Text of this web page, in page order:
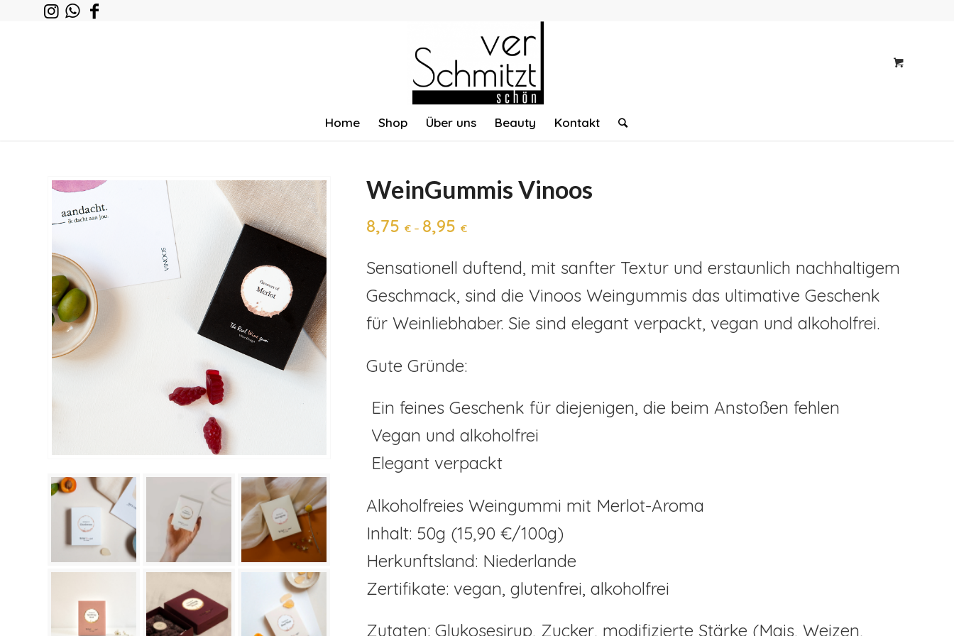
Home Shop Über uns Beauty Kontakt
WeinGummis Vinoos
8,75€ – 8,95€
Sensationell duftend, mit sanfter Textur und erstaunlich nachhaltigem
Geschmack, sind die Vinoos Weingummis das ultimative Geschenk
für Weinliebhaber. Sie sind elegant verpackt, vegan und alkoholfrei.
Gute Gründe:
Ein feines Geschenk für diejenigen, die beim Anstoßen fehlen
Vegan und alkoholfrei
Elegant verpackt
Alkoholfreies Weingummi mit Merlot-Aroma
Inhalt: 50g (15,90 €/100g)
Herkunftsland: Niederlande
Zertifikate: vegan, glutenfrei, alkoholfrei
Zutaten: Glukosesirup, Zucker, modifizierte Stärke (Mais, Weizen,